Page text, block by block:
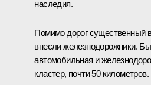
наследия.
Помимо дорог существенный
внесли железнодорожники.
автомобильная и
кластер, почти 50 километров.